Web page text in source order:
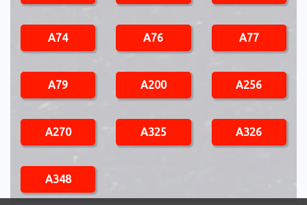
A74 A76 A77
A79 A200 A256
A270 A325 A326
A348